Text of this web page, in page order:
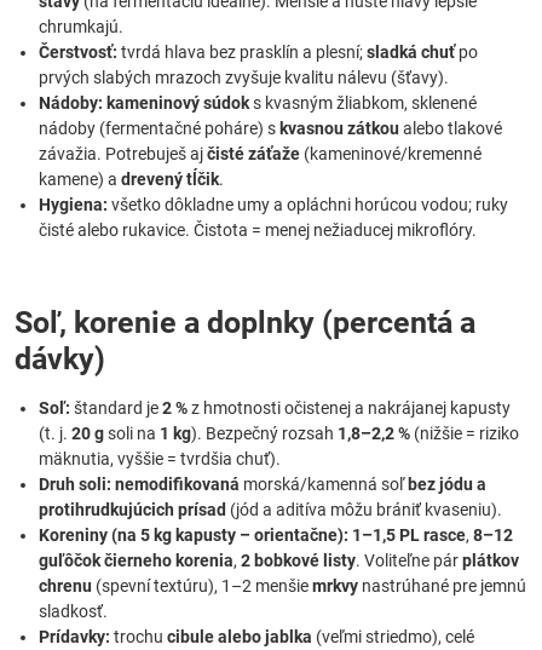
chrumkajú.
Čerstvosť: tvrdá hlava bez prasklín a plesní;sladká chuťpo
prvých slabých mrazoch zvyšuje kvalitu nálevu (šťavy).
Nádoby: kameninový súdoks kvasným žliabkom, sklenené
nádoby (fermentačné poháre) s kvasnou zátkou alebo tlakové
závažia. Potrebuješ ajčisté záťaže (kameninové/kremenné
kamene) a drevený tĺčik.
Hygiena: všetko dôkladne umy a opláchni horúcou vodou; ruky
čisté alebo rukavice. Čistota = menej nežiaducej mikroflóry.
Soľ, korenie a doplnky (percentá a
dávky)
Soľ: štandard je2 %z hmotnosti očistenej a nakrájanej kapusty
(t. j. 20 gsoli na 1 kg). Bezpečný rozsah 1,8–2,2 % (nižšie = riziko
mäknutia, vyššie = tvrdšia chuť).
Druh soli: nemodifikovaná morská/kamenná soľ bez jódu a
protihrudkujúcich prísad (jód a aditíva môžu brániť kvaseniu).
Koreniny (na 5 kg kapusty – orientačne): 1–1,5 PL rasce, 8–12
guľôčok čierneho korenia, 2 bobkové listy. Voliteľne párplátkov
chrenu (spevní textúru), 1–2 menšiemrkvy nastrúhané pre jemnú
sladkosť.
Prídavky: trochu cibule alebo jablka (veľmi striedmo), celé